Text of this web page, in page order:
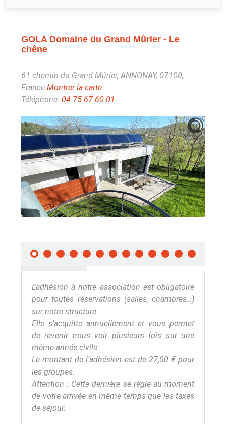
GOLA Domaine du Grand Mûrier - Le
chêne
61 chemin du Grand Mûrier, ANNONAY, 07100,
France Montrer la carte
Téléphone: 04 75 67 60 01
L’adhésion à notre association est obligatoire
pour toutes réservations (salles, chambres…)
sur notre structure.
Elle s’acquitte annuellement et vous permet
de revenir nous voir plusieurs fois sur une
même année civile.
Le montant de l’adhésion est de 27,00 € pour
les groupes.
Attention : Cette dernière se règle au moment
de votre arrivée en même temps que les taxes
de séjour.